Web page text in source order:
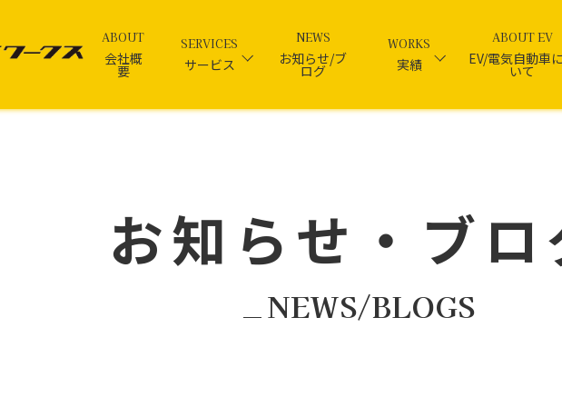
ABOUT
会社概
要
SERVICES
サービス
NEWS
お知らせ/ブ
ログ
WORKS
実績
ABOUT EV
EV/電気自動車
いて
お知らせ・ブ
NEWS/BLOGS